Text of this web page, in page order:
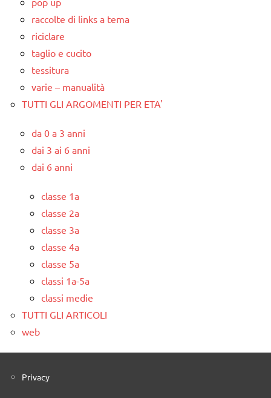
raccolte di links a tema
riciclare
taglio e cucito
tessitura
varie – manualità
TUTTI GLI ARGOMENTI PER ETA'
da 0 a 3 anni
dai 3 ai 6 anni
dai 6 anni
classe 1a
classe 2a
classe 3a
classe 4a
classe 5a
classi 1a-5a
classi medie
TUTTI GLI ARTICOLI
web
Privacy